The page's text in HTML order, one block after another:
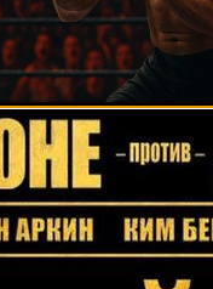
Паскаль Монтулет
Аллан